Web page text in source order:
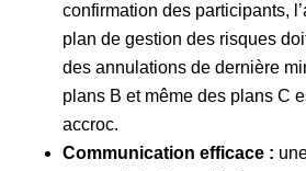
confirmation des participants,
plan de gestion des risques
des annulations de dernière
plans B et même des plans C
accroc.
Communication efficace :